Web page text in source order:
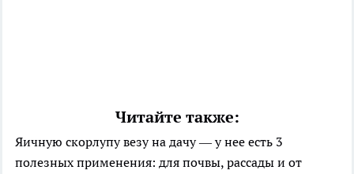
Читайте также:
Яичную скорлупу везу на дачу — у нее есть 3
полезных применения: для почвы, рассады и от